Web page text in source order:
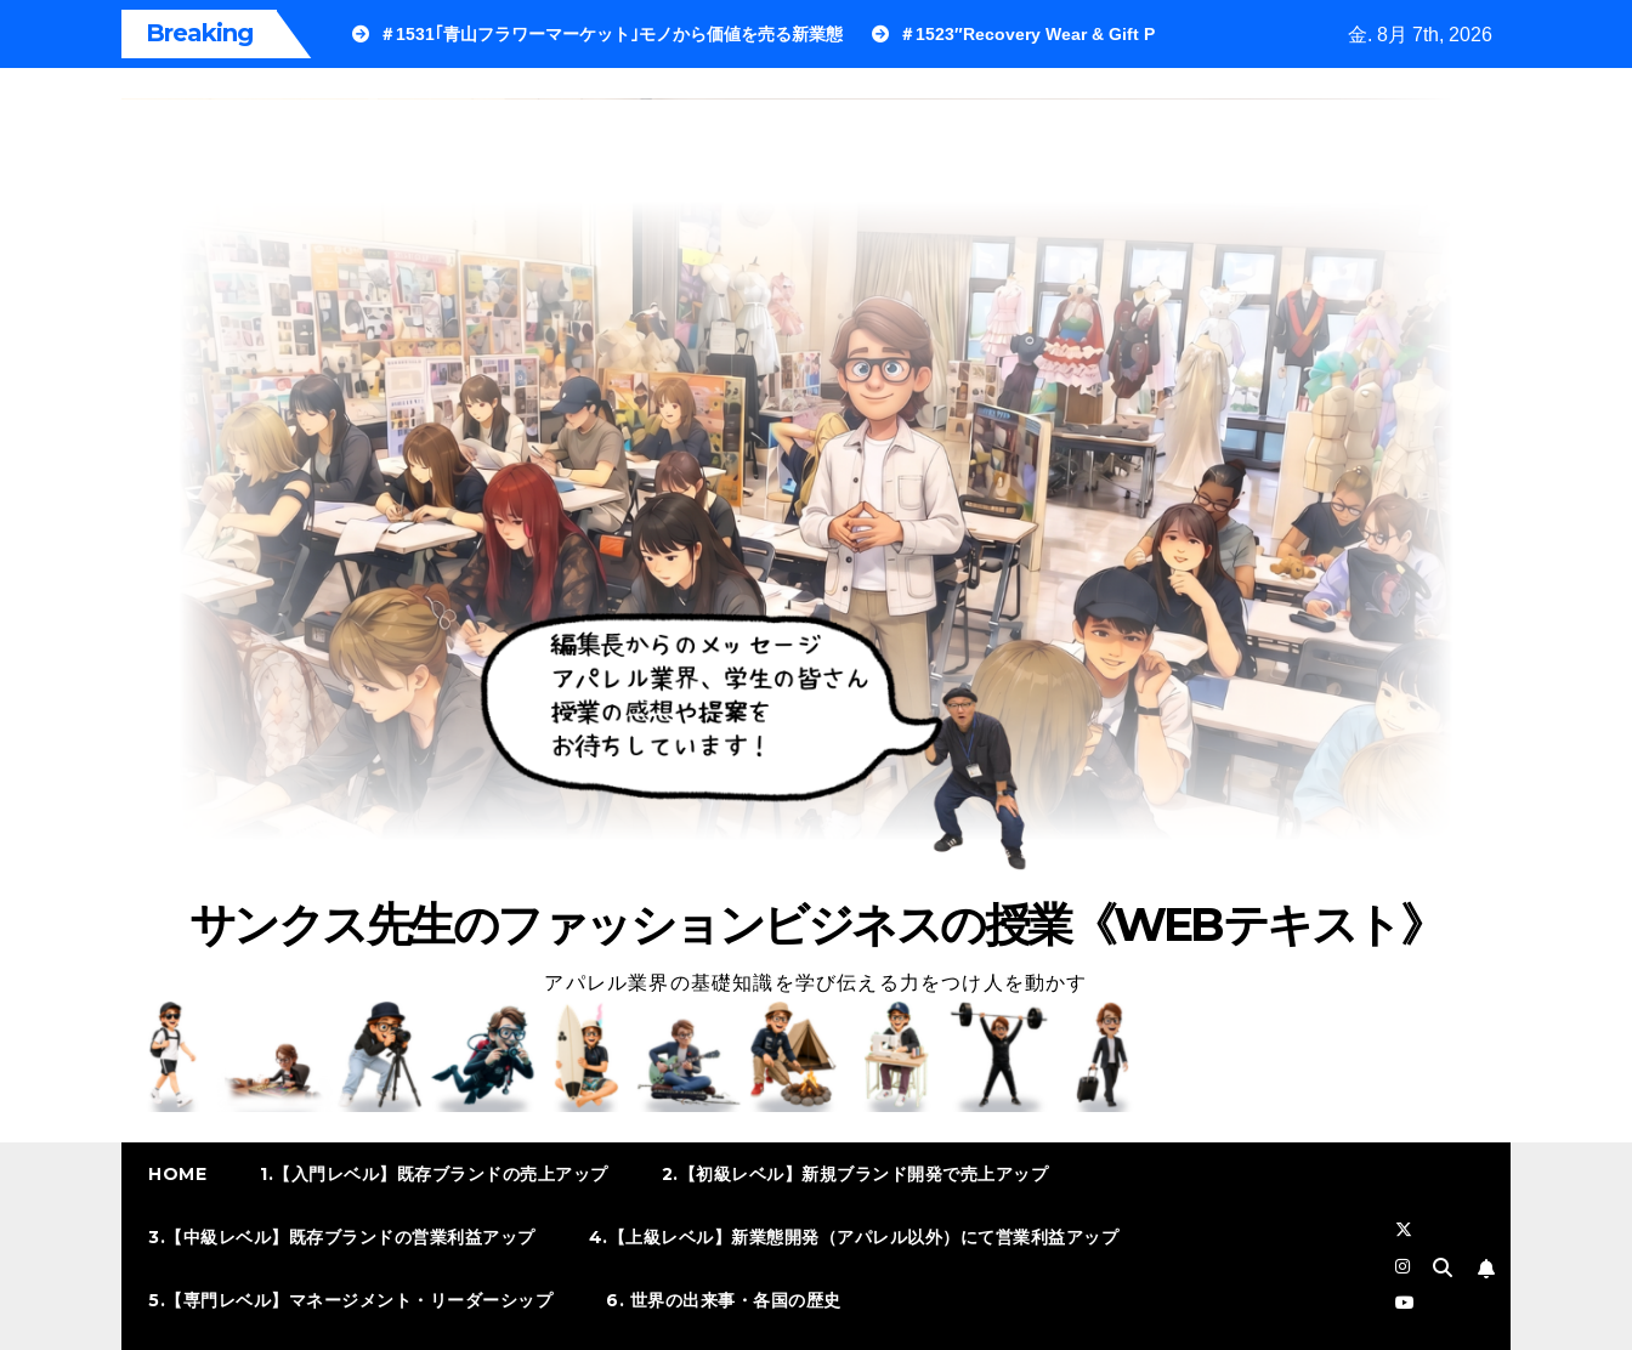
Breaking ＃1531｢青山フラワーマーケット｣モノから価値を売る新業態 ＃1523″Recovery Wear & Gift Purchasing”How Marketing Grows a Market by
金. 8月 7th, 2026
サンクス先生のファッションビジネスの授業《WEBテキスト》
アパレル業界の基礎知識を学び伝える力をつけ人を動かす
HOME 1.【入門レベル】既存ブランドの売上アップ 2.【初級レベル】新規ブランド開発で売上アップ
3.【中級レベル】既存ブランドの営業利益アップ 4.【上級レベル】新業態開発（アパレル以外）にて営業利益アップ
5.【専門レベル】マネージメント・リーダーシップ 6. 世界の出来事・各国の歴史